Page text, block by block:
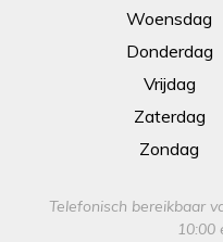
Woensdag
Donderdag
Vrijdag
Zaterdag
Zondag
Telefonisch bereikbaar
10:00